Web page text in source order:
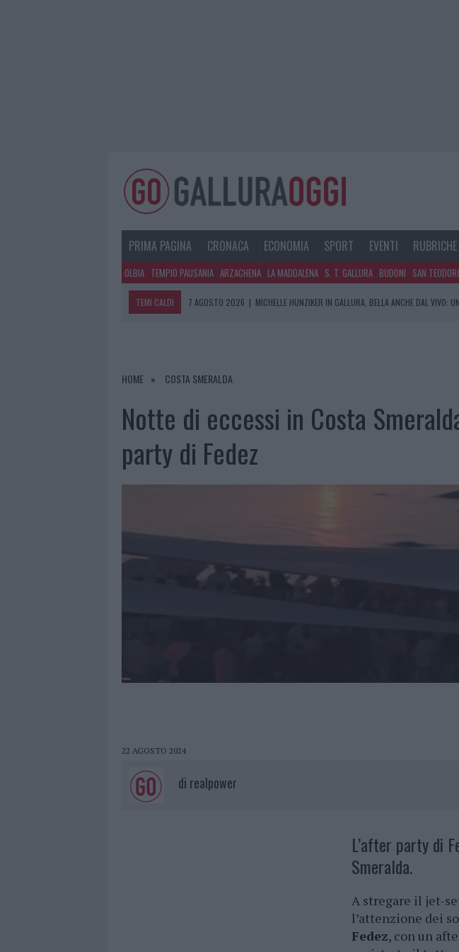
PRIMA PAGINA CRONACA ECONOMIA SPORT EVENTI RUBRICHE
OLBIA TEMPIO PAUSANIA ARZACHENA LA MADDALENA S. T. GALLURA BUDONI SAN
TEMI CALDI 7 AGOSTO 2026 | MICHELLE HUNZIKER IN GALLURA, BELLA ANCHE DAL VIVO:
7 AGOSTO 2026
| PAUSA CAFFÈ IMPECCABILE: COME SCEGLIERE LA SOLUZIONE IDEALE PER LA
HOME COSTA SMERALDA
Notte di eccessi in Costa
party di Fedez
22 AGOSTO 2024
di realpower
L’after party di
Smeralda.
A stregare il jet-
l’attenzione dei
Fedez, con un